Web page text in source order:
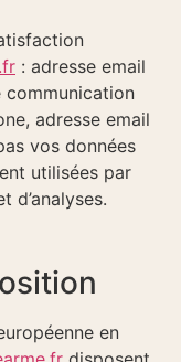
: adresse email
communication
adresse email
vos données
utilisées par
d’analyses.
en